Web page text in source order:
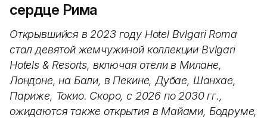
сердце Рима
Открывшийся в 2023 году Hotel Bvlgari Roma
стал девятой жемчужиной коллекции Bvlgari
Hotels & Resorts, включая отели в Милане,
Лондоне, на Бали, в Пекине, Дубае, Шанхае,
Париже, Токио. Скоро, с 2026 по 2030 гг.,
ожидаются также открытия в Майами, Бодруме,